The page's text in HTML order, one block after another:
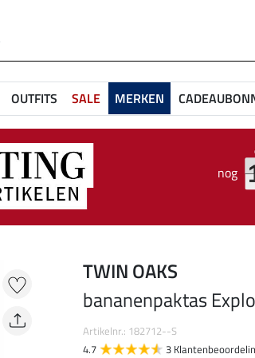
OUTFITS SALE MERKEN
nog
TWIN OAKS
bananenpaktas
Artikelnr.: 182712--S
4.7
3